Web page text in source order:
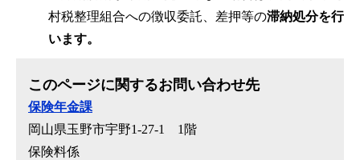
村税整理組合への徴収委託、差押等の滞納処分を行
います。
このページに関するお問い合わせ先
保険年金課
岡山県玉野市宇野1-27-1 1階
保険料係